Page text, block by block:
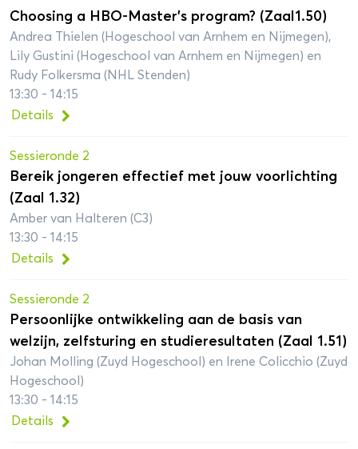
Choosing a HBO-Master’s program? (Zaal1.50)
Andrea Thielen (Hogeschool van Arnhem en Nijmegen),
Lily Gustini (Hogeschool van Arnhem en Nijmegen) en
Rudy Folkersma (NHL Stenden)
13:30 - 14:15
Details
Sessieronde 2
Bereik jongeren effectief met jouw voorlichting
(Zaal 1.32)
Amber van Halteren (C3)
13:30 - 14:15
Details
Sessieronde 2
Persoonlijke ontwikkeling aan de basis van
welzijn, zelfsturing en studieresultaten (Zaal 1.51)
Johan Molling (Zuyd Hogeschool) en Irene Colicchio (Zuyd
Hogeschool)
13:30 - 14:15
Details